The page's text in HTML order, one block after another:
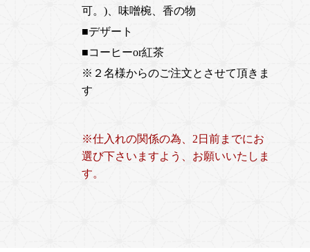
可。)、味噌椀、香の物
■デザート
■コーヒーor紅茶
※２名様からのご注文とさせて頂きま
す
※仕入れの関係の為、2日前までにお
選び下さいますよう、お願いいたしま
す。